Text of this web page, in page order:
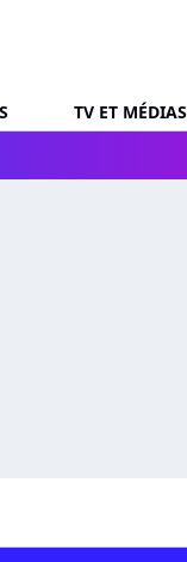
TV ET MÉDIAS